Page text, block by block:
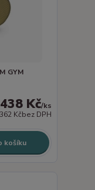
GYM
438 Kč/ks
362 Kčbez DPH
košíku